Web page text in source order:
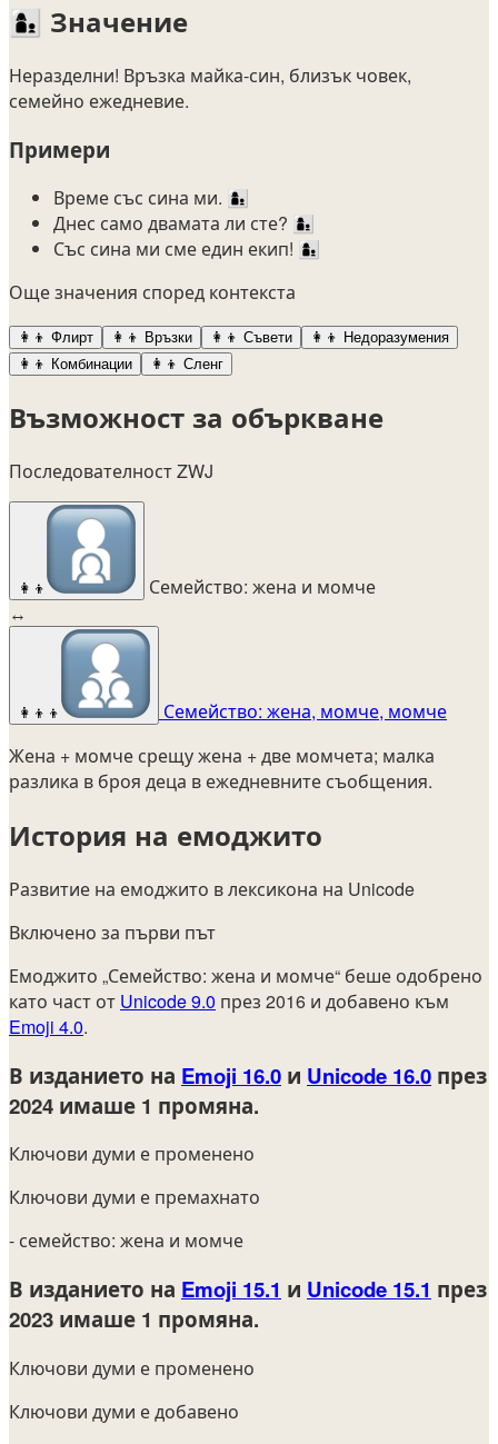
👩‍👦 Значение
Неразделни! Връзка майка-син, близък човек,
семейно ежедневие.
Примери
Време със сина ми. 👩‍👦
Днес само двамата ли сте? 👩‍👦
Със сина ми сме един екип! 👩‍👦
Още значения според контекста
👩‍👦 Флирт 👩‍👦 Връзки 👩‍👦 Съвети 👩‍👦 Недоразумения
👩‍👦 Комбинации 👩‍👦 Сленг
Възможност за объркване
Последователност ZWJ
👩‍👦
Семейство: жена и момче
↔
👩‍👦‍👦
Семейство: жена, момче, момче
Жена + момче срещу жена + две момчета; малка
разлика в броя деца в ежедневните съобщения.
История на емоджито
Развитие на емоджито в лексикона на Unicode
Включено за първи път
Емоджито „Семейство: жена и момче“ беше одобрено
като част от Unicode 9.0 през 2016 и добавено към
Emoji 4.0.
В изданието на Emoji 16.0 и Unicode 16.0 през
2024 имаше 1 промяна.
Ключови думи е променено
Ключови думи е премахнато
- семейство: жена и момче
В изданието на Emoji 15.1 и Unicode 15.1 през
2023 имаше 1 промяна.
Ключови думи е променено
Ключови думи е добавено